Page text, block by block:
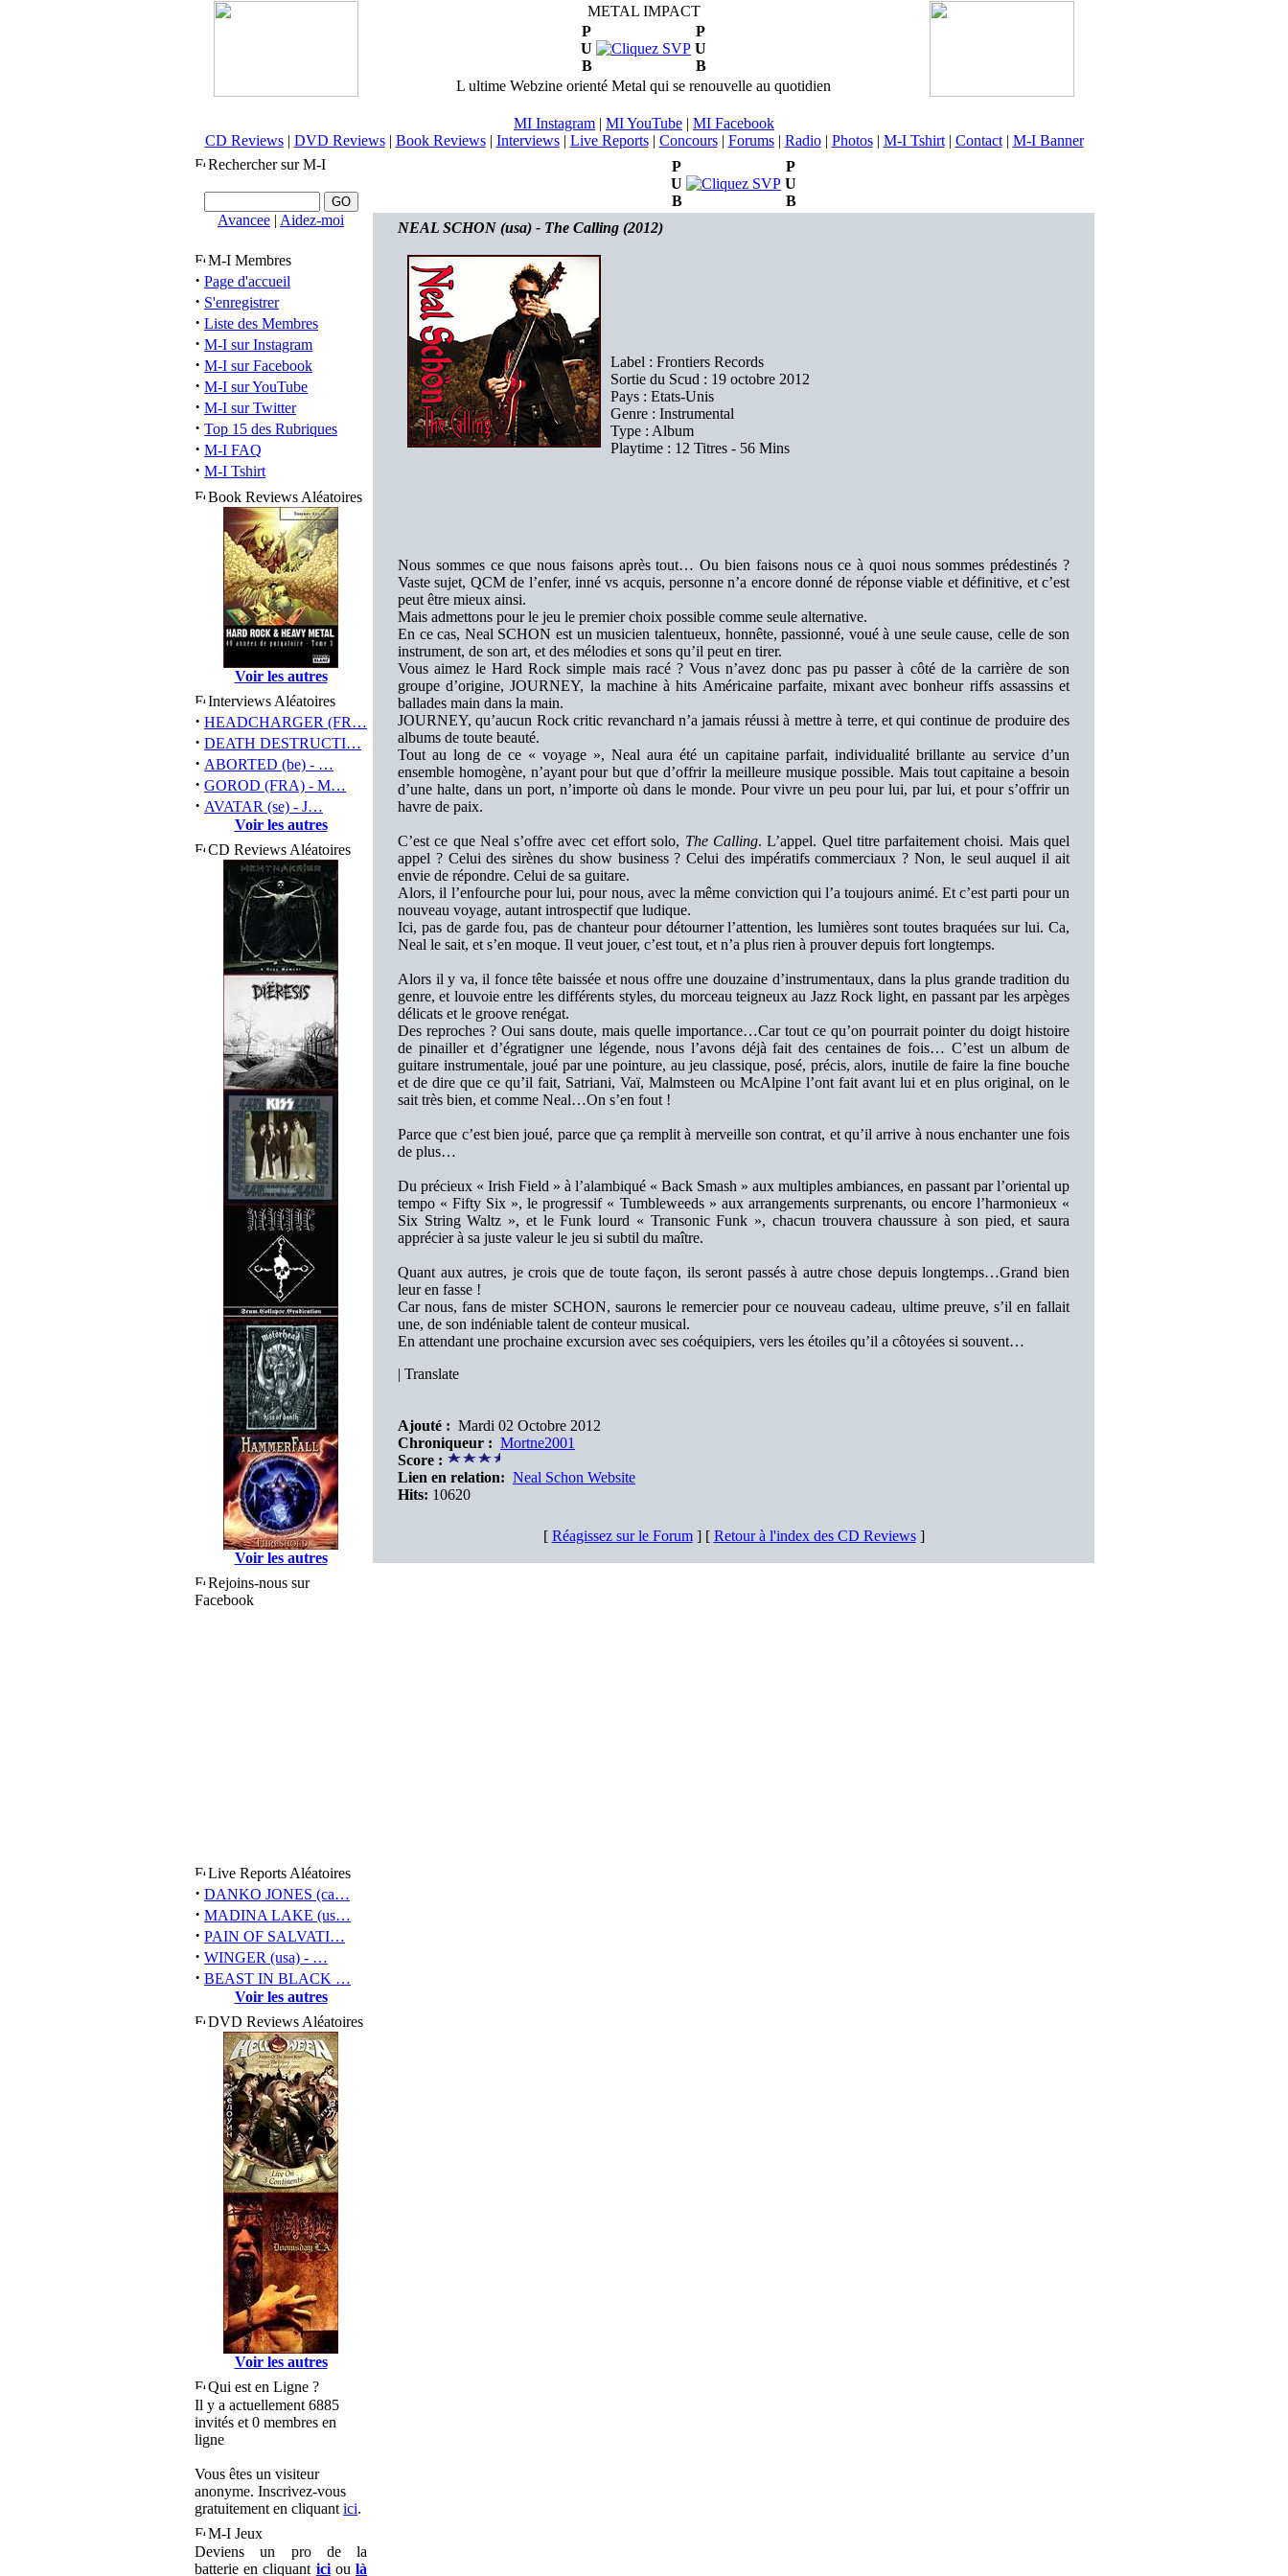
METAL IMPACT
P
U
B
P
U
B
L ultime Webzine orienté Metal qui se renouvelle au quotidien
MI Instagram | MI YouTube | MI Facebook
CD Reviews| DVD Reviews| Book Reviews| Interviews| Live Reports| Concours| Forums| Radio| Photos| M-I Tshirt| Contact| M-I Banner
Rechercher sur M-I
Avancee | Aidez-moi
M-I Membres
· Page d'accueil
· S'enregistrer
· Liste des Membres
· M-I sur Instagram
· M-I sur Facebook
· M-I sur YouTube
· M-I sur Twitter
· Top 15 des Rubriques
· M-I FAQ
· M-I Tshirt
Book Reviews Aléatoires
Voir les autres
Interviews Aléatoires
· HEADCHARGER (FR…
· DEATH DESTRUCTI…
· ABORTED (be) - …
· GOROD (FRA) - M…
· AVATAR (se) - J…
Voir les autres
CD Reviews Aléatoires
Voir les autres
Rejoins-nous sur
Facebook
Live Reports Aléatoires
· DANKO JONES (ca…
· MADINA LAKE (us…
· PAIN OF SALVATI…
· WINGER (usa) - …
· BEAST IN BLACK …
Voir les autres
DVD Reviews Aléatoires
Voir les autres
Qui est en Ligne ?
Il y a actuellement 6885
invités et 0 membres en
ligne
Vous êtes un visiteur
anonyme. Inscrivez-vous
gratuitement en cliquant ici.
M-I Jeux
Deviens un pro de la
batterie en cliquant icioulà
P
U
B
P
U
B
NEAL SCHON (usa) - The Calling (2012)
Label : Frontiers Records
Sortie du Scud : 19 octobre 2012
Pays : Etats-Unis
Genre : Instrumental
Type : Album
Playtime : 12 Titres - 56 Mins
Nous sommes ce que nous faisons après tout… Ou bien faisons nous ce à quoi nous sommes prédestinés ?
Vaste sujet, QCM de l’enfer, inné vs acquis, personne n’a encore donné de réponse viable et définitive, et c’est
peut être mieux ainsi.
Mais admettons pour le jeu le premier choix possible comme seule alternative.
En ce cas, Neal SCHON est un musicien talentueux, honnête, passionné, voué à une seule cause, celle de son
instrument, de son art, et des mélodies et sons qu’il peut en tirer.
Vous aimez le Hard Rock simple mais racé ? Vous n’avez donc pas pu passer à côté de la carrière de son
groupe d’origine, JOURNEY, la machine à hits Américaine parfaite, mixant avec bonheur riffs assassins et
ballades main dans la main.
JOURNEY, qu’aucun Rock critic revanchard n’a jamais réussi à mettre à terre, et qui continue de produire des
albums de toute beauté.
Tout au long de ce « voyage », Neal aura été un capitaine parfait, individualité brillante au service d’un
ensemble homogène, n’ayant pour but que d’offrir la meilleure musique possible. Mais tout capitaine a besoin
d’une halte, dans un port, n’importe où dans le monde. Pour vivre un peu pour lui, par lui, et pour s’offrir un
havre de paix.
C’est ce que Neal s’offre avec cet effort solo, The Calling. L’appel. Quel titre parfaitement choisi. Mais quel
appel ? Celui des sirènes du show business ? Celui des impératifs commerciaux ? Non, le seul auquel il ait
envie de répondre. Celui de sa guitare.
Alors, il l’enfourche pour lui, pour nous, avec la même conviction qui l’a toujours animé. Et c’est parti pour un
nouveau voyage, autant introspectif que ludique.
Ici, pas de garde fou, pas de chanteur pour détourner l’attention, les lumières sont toutes braquées sur lui. Ca,
Neal le sait, et s’en moque. Il veut jouer, c’est tout, et n’a plus rien à prouver depuis fort longtemps.
Alors il y va, il fonce tête baissée et nous offre une douzaine d’instrumentaux, dans la plus grande tradition du
genre, et louvoie entre les différents styles, du morceau teigneux au Jazz Rock light, en passant par les arpèges
délicats et le groove renégat.
Des reproches ? Oui sans doute, mais quelle importance…Car tout ce qu’on pourrait pointer du doigt histoire
de pinailler et d’égratigner une légende, nous l’avons déjà fait des centaines de fois… C’est un album de
guitare instrumentale, joué par une pointure, au jeu classique, posé, précis, alors, inutile de faire la fine bouche
et de dire que ce qu’il fait, Satriani, Vaï, Malmsteen ou McAlpine l’ont fait avant lui et en plus original, on le
sait très bien, et comme Neal…On s’en fout !
Parce que c’est bien joué, parce que ça remplit à merveille son contrat, et qu’il arrive à nous enchanter une fois
de plus…
Du précieux « Irish Field » à l’alambiqué « Back Smash » aux multiples ambiances, en passant par l’oriental up
tempo « Fifty Six », le progressif « Tumbleweeds » aux arrangements surprenants, ou encore l’harmonieux «
Six String Waltz », et le Funk lourd « Transonic Funk », chacun trouvera chaussure à son pied, et saura
apprécier à sa juste valeur le jeu si subtil du maître.
Quant aux autres, je crois que de toute façon, ils seront passés à autre chose depuis longtemps…Grand bien
leur en fasse !
Car nous, fans de mister SCHON, saurons le remercier pour ce nouveau cadeau, ultime preuve, s’il en fallait
une, de son indéniable talent de conteur musical.
En attendant une prochaine excursion avec ses coéquipiers, vers les étoiles qu’il a côtoyées si souvent…
| Translate
Ajouté : Mardi 02 Octobre 2012
Chroniqueur : Mortne2001
Score :
Lien en relation: Neal Schon Website
Hits: 10620
[ Réagissez sur le Forum] [ Retour à l'index des CD Reviews]